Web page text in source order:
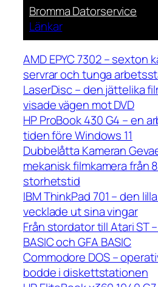
Bromma Datorservice
Länkar
AMD EPYC 7302 – sexton
servrar och tunga
LaserDisc – den jättelika
visade vägen mot DVD
HP ProBook 430 G4 – en
tiden före Windows 11
Dubbelåtta Kameran
mekanisk filmkamera från
storhetstid
IBM ThinkPad 701 – den
vecklade ut sina vingar
Från stordator till Atari ST
BASIC och GFA BASIC
Commodore DOS –
bodde i diskettstationen